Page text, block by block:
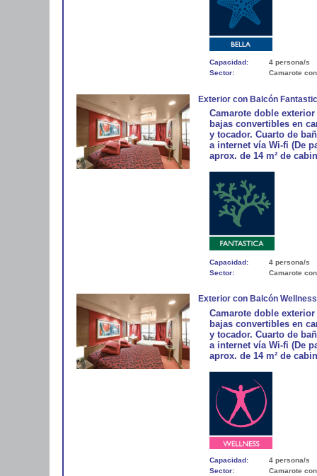
Capacidad:
4 persona/s
Sector:
Camarote
Exterior con Balcón
Camarote doble
bajas convertibles en
y tocador. Cuarto de
a internet vía Wi-fi (De
aprox. de 14 m² de
Capacidad:
4 persona/s
Sector:
Camarote
Exterior con Balcón
Camarote doble
bajas convertibles en
y tocador. Cuarto de
a internet vía Wi-fi (De
aprox. de 14 m² de
Capacidad:
4 persona/s
Sector:
Camarote